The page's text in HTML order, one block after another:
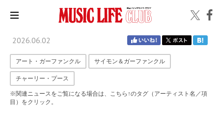
2026.06.02
アート・ガーファンクル サイモン＆ガーファンクル
チャーリー・プース
※関連ニュースをご覧になる場合は、こちら↑のタグ（アーティスト名／項
目）をクリック。